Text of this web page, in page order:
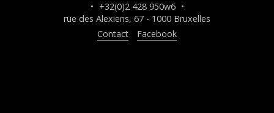
• +32(0)2 428 950w6 •
rue des Alexiens, 67 - 1000 Bruxelles
Contact
Facebook